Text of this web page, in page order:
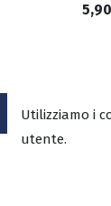
5,90
Utilizziamo i
utente.